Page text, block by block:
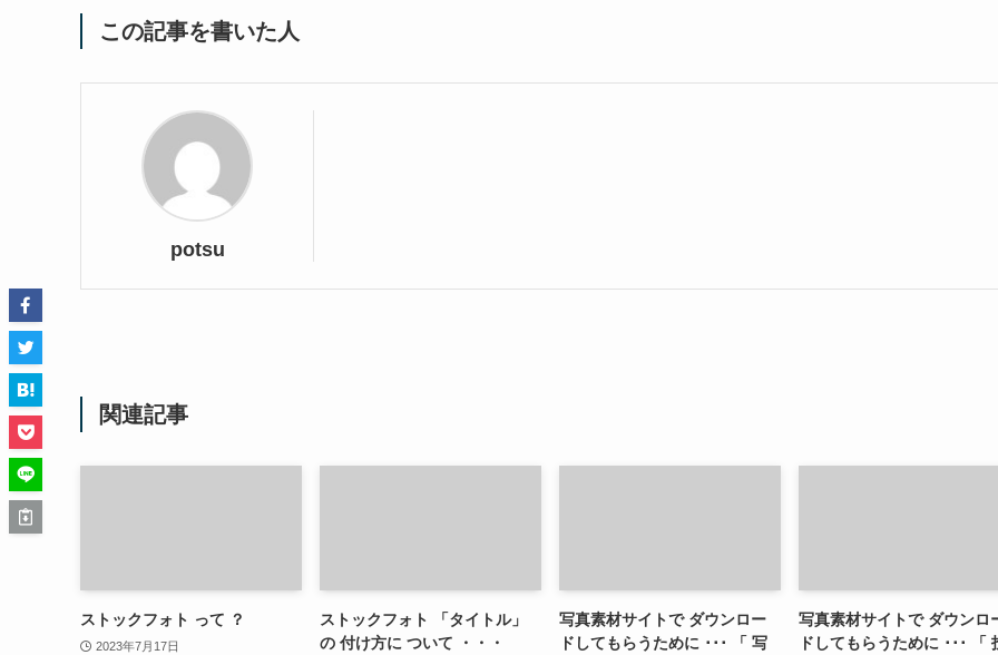
この記事を書いた人
potsu
関連記事
ストックフォト って ？
2023年7月17日
ストックフォト 「タイトル」
の 付け方に ついて ・・・
写真素材サイトで ダウンロー
ドしてもらうために ･･･ 「 写
写真素材サイトで ダウンロ
ドしてもらうために ･･･ 「